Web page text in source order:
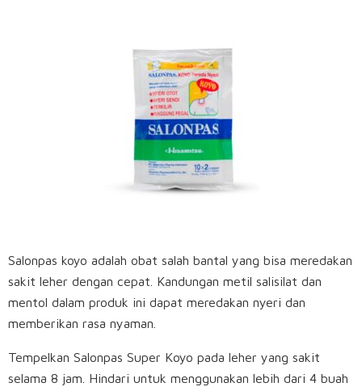
Salonpas koyo adalah obat salah bantal yang bisa meredakan
sakit leher dengan cepat. Kandungan metil salisilat dan
mentol dalam produk ini dapat meredakan nyeri dan
memberikan rasa nyaman.
Tempelkan Salonpas Super Koyo pada leher yang sakit
selama 8 jam. Hindari untuk menggunakan lebih dari 4 buah